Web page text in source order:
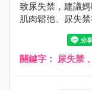
致尿失禁，建議
肌肉鬆弛、尿失禁
關鍵字： 尿失禁 、